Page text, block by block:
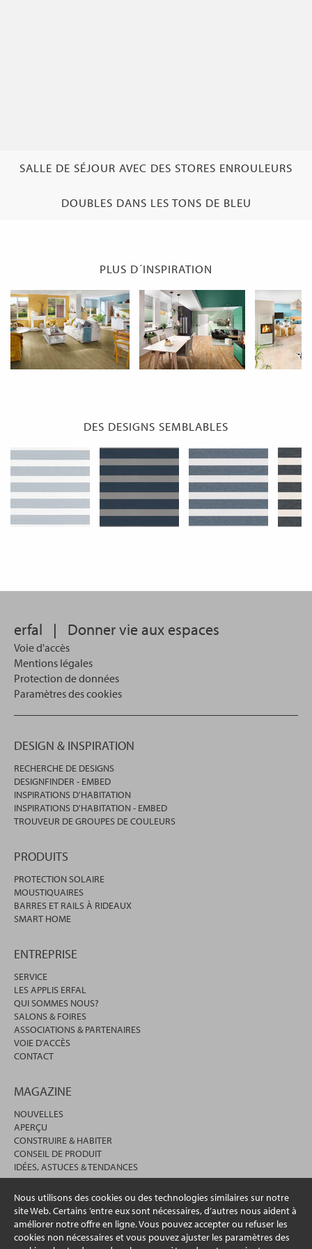
Nous utilisons des cookies ou des technologies similaires sur notre
site Web. Certains ’entre eux sont nécessaires, d’autres nous aident à
améliorer notre offre en ligne. Vous pouvez accepter ou refuser les
cookies non nécessaires et vous pouvez ajuster les paramètres des
SALLE DE SÉJOUR AVEC DES STORES ENROULEURS
DOUBLES DANS LES TONS DE BLEU
PLUS D´INSPIRATION
DES DESIGNS SEMBLABLES
erfal | Donner vie aux espaces
Voie d'accès
Mentions légales
Protection de données
Paramètres des cookies
DESIGN & INSPIRATION
RECHERCHE DE DESIGNS
DESIGNFINDER - EMBED
INSPIRATIONS D'HABITATION
INSPIRATIONS D'HABITATION - EMBED
TROUVEUR DE GROUPES DE COULEURS
PRODUITS
PROTECTION SOLAIRE
MOUSTIQUAIRES
BARRES ET RAILS À RIDEAUX
SMART HOME
ENTREPRISE
SERVICE
LES APPLIS ERFAL
QUI SOMMES NOUS?
SALONS & FOIRES
ASSOCIATIONS & PARTENAIRES
VOIE D'ACCÈS
CONTACT
MAGAZINE
NOUVELLES
APERÇU
CONSTRUIRE & HABITER
CONSEIL DE PRODUIT
IDÉES, ASTUCES & TENDANCES